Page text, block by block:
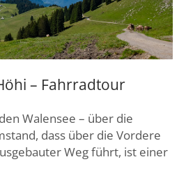
– Fahrradtour
Walensee – über die
dass über die Vordere
Weg führt, ist einer